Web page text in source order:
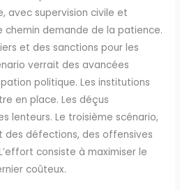
avec supervision civile et
chemin demande de la patience.
et des sanctions pour les
verrait des avancées
politique. Les institutions
en place. Les déçus
lenteurs. Le troisième scénario,
des défections, des offensives
consiste à maximiser le
coûteux.